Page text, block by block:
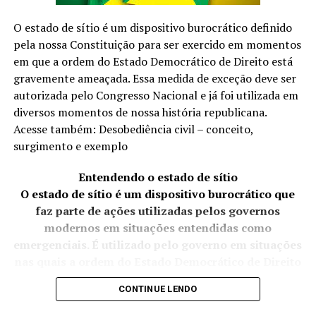
participação de Gabriel Guedes
NÃO PERCA
Cantor Rômulo Rizo lança single “Última Palavra” pela
gravadora Futura Music
Protocolado em 2023, o texto de Crivella foi,
inicialmente, apelidade de “anistia light” por abarcar
apenas manifestantes que se envolveram nos atos de 8
de Janeiro e não depredaram patrimônio público nem
atacaram policiais. Após a condenação de Bolsonaro e de
aliados do ex-presidente, o texto ganhou uma nova
discussão na Câmara…
BRASIL DAS INJUSTIÇAS… E O POVO PAGA A CONTA.
O estado de sítio é um dispositivo burocrático definido
pela nossa Constituição para ser exercido em momentos
em que a ordem do Estado Democrático de Direito está
gravemente ameaçada. Essa medida de exceção deve ser
autorizada pelo Congresso Nacional e já foi utilizada em
diversos momentos de nossa história republicana.
Acesse também: Desobediência civil – conceito,
surgimento e exemplo
Entendendo o estado de sítio
O estado de sítio é um dispositivo burocrático que
faz parte de ações utilizadas pelos governos
modernos em situações entendidas como
emergenciais. É utilizado pelo governo em situações
está ameaçada.
CONTINUE LENDO